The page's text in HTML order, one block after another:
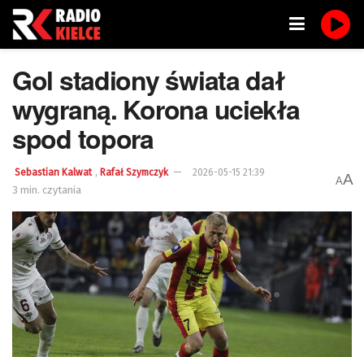
Gol stadiony świata dał
wygraną. Korona uciekła
spod topora
Sebastian Kalwat , Rafał Szymczyk 2026-05-15 21:39
3 min. czytania
AA